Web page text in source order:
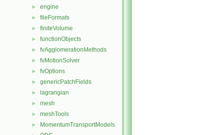
► engine
► fileFormats
► finiteVolume
► functionObjects
► fvAgglomerationMethods
► fvMotionSolver
► fvOptions
► genericPatchFields
► lagrangian
► mesh
► meshTools
► MomentumTransportModels